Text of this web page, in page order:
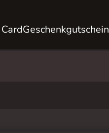
Geschenkgutschein